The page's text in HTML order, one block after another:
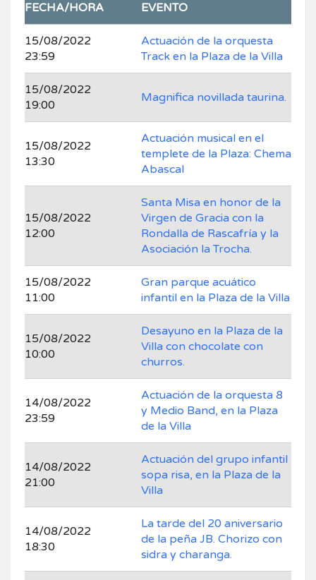
FECHA/HORA EVENTO
15/08/2022
23:59
Actuación de la orquesta
Track en la Plaza de la Villa
15/08/2022
19:00
Magnifica novillada taurina.
15/08/2022
13:30
Actuación musical en el
templete de la Plaza: Chema
Abascal
15/08/2022
12:00
Santa Misa en honor de la
Virgen de Gracia con la
Rondalla de Rascafría y la
Asociación la Trocha.
15/08/2022
11:00
Gran parque acuático
infantil en la Plaza de la Villa
15/08/2022
10:00
Desayuno en la Plaza de la
Villa con chocolate con
churros.
14/08/2022
23:59
Actuación de la orquesta 8
y Medio Band, en la Plaza
de la Villa
14/08/2022
21:00
Actuación del grupo infantil
sopa risa, en la Plaza de la
Villa
14/08/2022
18:30
La tarde del 20 aniversario
de la peña JB. Chorizo con
sidra y charanga.